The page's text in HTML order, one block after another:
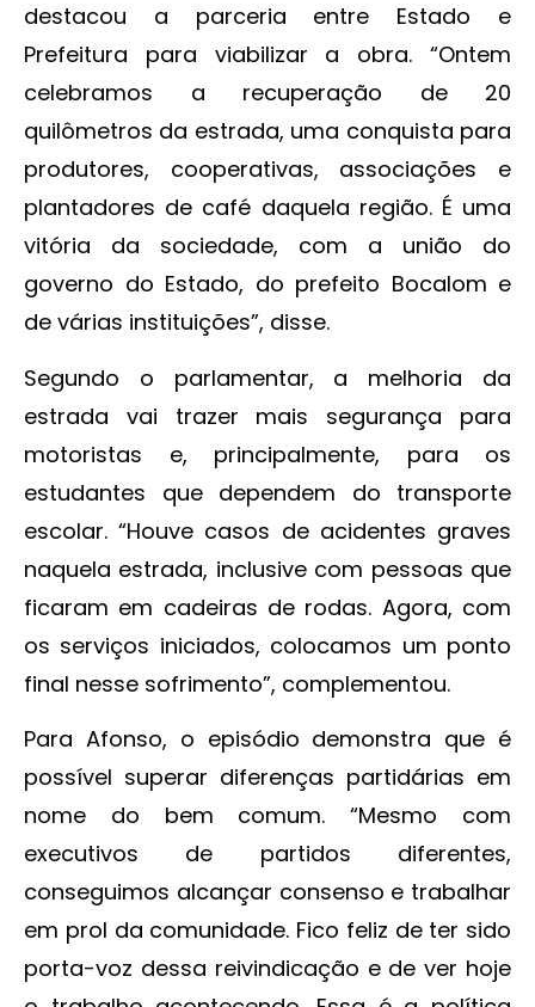
destacou a parceria entre Estado e
Prefeitura para viabilizar a obra. “Ontem
celebramos a recuperação de 20
quilômetros da estrada, uma conquista para
produtores, cooperativas, associações e
plantadores de café daquela região. É uma
vitória da sociedade, com a união do
governo do Estado, do prefeito Bocalom e
de várias instituições”, disse.
Segundo o parlamentar, a melhoria da
estrada vai trazer mais segurança para
motoristas e, principalmente, para os
estudantes que dependem do transporte
escolar. “Houve casos de acidentes graves
naquela estrada, inclusive com pessoas que
ficaram em cadeiras de rodas. Agora, com
os serviços iniciados, colocamos um ponto
final nesse sofrimento”, complementou.
Para Afonso, o episódio demonstra que é
possível superar diferenças partidárias em
nome do bem comum. “Mesmo com
executivos de partidos diferentes,
conseguimos alcançar consenso e trabalhar
em prol da comunidade. Fico feliz de ter sido
porta-voz dessa reivindicação e de ver hoje